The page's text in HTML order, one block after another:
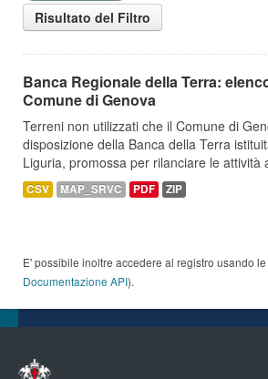
Risultato del Filtro
Banca Regionale della Terra:
Comune di Genova
Terreni non utilizzati che il Comune di
disposizione della Banca della Terra
Liguria, promossa per rilanciare le attività
CSV MAP_SRVC PDF ZIP
E' possibile inoltre accedere al registro usando le
Documentazione API).